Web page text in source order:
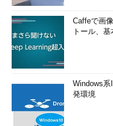
Caffeで画
トール、
Windows系
発環境